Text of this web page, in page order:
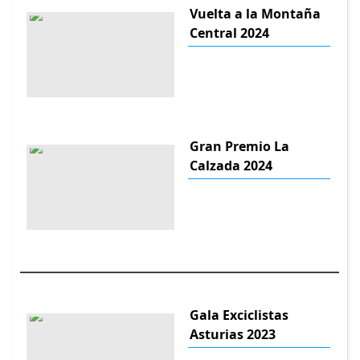
Vuelta a la Montaña
Central 2024
Gran Premio La
Calzada 2024
Gala Exciclistas
Asturias 2023